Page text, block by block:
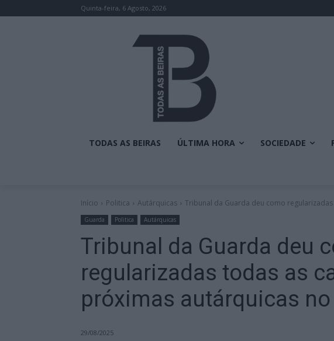
Quinta-feira, 6 Agosto, 2026
TODAS AS BEIRAS ÚLTIMA HORA SOCIEDADE
Início Politica Autárquicas Tribunal da Guarda deu como
Guarda Politica Autárquicas
Tribunal da Guarda deu
regularizadas todas as
próximas autárquicas
29/08/2025